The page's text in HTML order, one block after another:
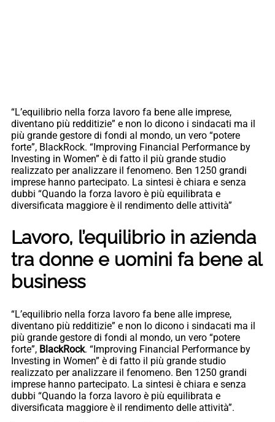
“L’equilibrio nella forza lavoro fa bene alle imprese,
diventano più redditizie” e non lo dicono i sindacati ma il
più grande gestore di fondi al mondo, un vero “potere
forte”, BlackRock. “Improving Financial Performance by
Investing in Women” è di fatto il più grande studio
realizzato per analizzare il fenomeno. Ben 1250 grandi
imprese hanno partecipato. La sintesi è chiara e senza
dubbi “Quando la forza lavoro è più equilibrata e
diversificata maggiore è il rendimento delle attività”
Lavoro, l’equilibrio in azienda
tra donne e uomini fa bene al
business
“L’equilibrio nella forza lavoro fa bene alle imprese,
diventano più redditizie” e non lo dicono i sindacati ma il
più grande gestore di fondi al mondo, un vero “potere
forte”, BlackRock. “Improving Financial Performance by
Investing in Women” è di fatto il più grande studio
realizzato per analizzare il fenomeno. Ben 1250 grandi
imprese hanno partecipato. La sintesi è chiara e senza
dubbi “Quando la forza lavoro è più equilibrata e
diversificata maggiore è il rendimento delle attività”.